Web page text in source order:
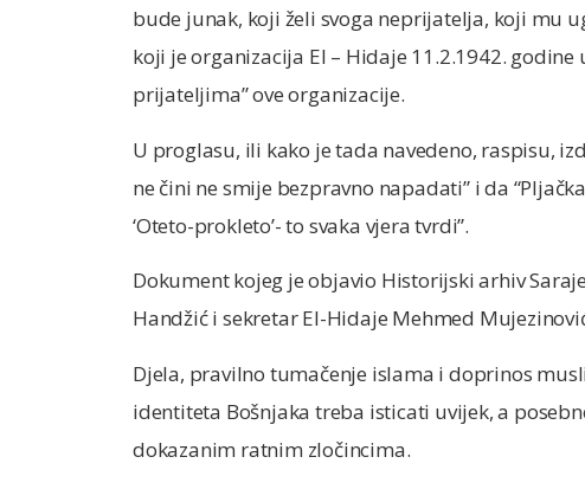
bude junak, koji želi svoga neprijatelja, koji mu
koji je organizacija El – Hidaje 11.2.1942.
prijateljima” ove organizacije.
U proglasu, ili kako je tada navedeno, raspisu,
ne čini ne smije bezpravno napadati” i da
‘Oteto-prokleto’- to svaka vjera tvrdi”.
Dokument kojeg je objavio Historijski arhiv
Handžić i sekretar El-Hidaje Mehmed
Djela, pravilno tumačenje islama i doprinos
identiteta Bošnjaka treba isticati uvijek, a
dokazanim ratnim zločincima.